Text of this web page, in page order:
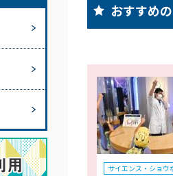
おすすめ
サイエンス・ショウ